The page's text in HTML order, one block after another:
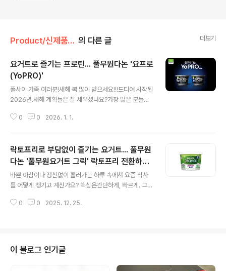
Product/신제품 인사드려요! 의 다른 글 더보기
요거트로 즐기는 프로틴... 풀무원다논 '요프로
(YoPRO)'
풀사이 가족 여러분!새해 복 많이 받으세요!!!드디어 시작된
2026년.새해 계획들은 잘 세우셨나요?가장 많은 분들이
영양섭취가 정말 중요한데요.그래서 일까요?요즘 건강 관
전에는 프로틴 파우더 같이 가루 분말을 많이 이용했다면
요즘엔 프로틴이 함유된 식품이 인기라고 하는데요.그렇다
면프로틴 요거트는 들어보셨을까요?발효유 전문기업 풀무
원다논에서프랑스 다논이 전 세계 23개국에서 선보이고
있는프리미엄 고함량 프로틴 요거트 브랜드'요프로(YoPR
O)'를 국내 론칭했거든요.'요프로(YoPRO)'는100년 발효
0 0 2026. 1. 1.
락토프리로 부담없이 즐기는 요거트... 풀무원
다논 '풀무원요거트 그릭' 락토프리 전환하고
당 55% 추가 저감
바쁜 아침이나 정신없이 흘러가는 하루 속에서 요즘 식사
를 어떻게 챙기고 계신가요? 핵심은간단하게, 빠르게. 그래
정말 많아졌는데요.(특히 바쁜 아침엔 딱이죠.)한 컵 꺼내
건 아니죠. 평소 유제품 먹고 속이 불편했던 분들도 생각보
다 꽤 많으니까요. 그래서 오늘은간편함은 물론유제품 섭
취 시 불편함을 겪는 분들도안심하고 즐 길 수 있는 제품으
0 0 2025. 12. 25.
이 블로그 인기글